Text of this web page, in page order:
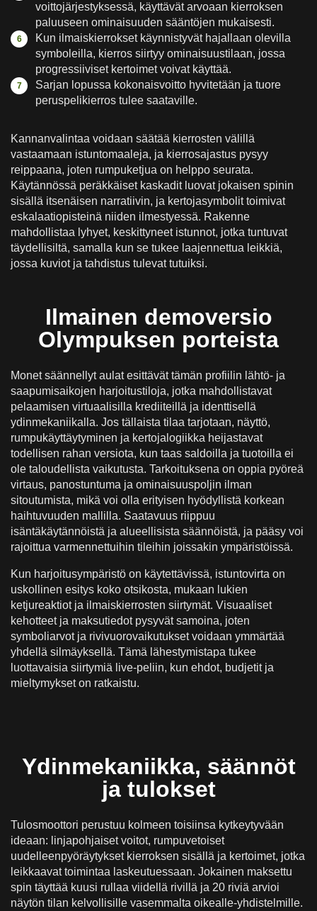
voittojärjestyksessä, käyttävät arvoaan kierroksen
paluuseen ominaisuuden sääntöjen mukaisesti.
Kun ilmaiskierrokset käynnistyvät hajallaan olevilla
symboleilla, kierros siirtyy ominaisuustilaan, jossa
progressiiviset kertoimet voivat käyttää.
Sarjan lopussa kokonaisvoitto hyvitetään ja tuore
peruspelikierros tulee saataville.
Kannanvalintaa voidaan säätää kierrosten välillä
vastaamaan istuntomaaleja, ja kierrosajastus pysyy
reippaana, joten rumpuketjua on helppo seurata.
Käytännössä peräkkäiset kaskadit luovat jokaisen spinin
sisällä itsenäisen narratiivin, ja kertojasymbolit toimivat
eskalaatiopisteinä niiden ilmestyessä. Rakenne
mahdollistaa lyhyet, keskittyneet istunnot, jotka tuntuvat
täydellisiltä, samalla kun se tukee laajennettua leikkiä,
jossa kuviot ja tahdistus tulevat tutuiksi.
Ilmainen demoversio
Olympuksen porteista
Monet säännellyt aulat esittävät tämän profiilin lähtö- ja
saapumisaikojen harjoitustiloja, jotka mahdollistavat
pelaamisen virtuaalisilla krediiteillä ja identtisellä
ydinmekaniikalla. Jos tällaista tilaa tarjotaan, näyttö,
rumpukäyttäytyminen ja kertojalogiikka heijastavat
todellisen rahan versiota, kun taas saldoilla ja tuotoilla ei
ole taloudellista vaikutusta. Tarkoituksena on oppia pyöreä
virtaus, panostuntuma ja ominaisuuspoljin ilman
sitoutumista, mikä voi olla erityisen hyödyllistä korkean
haihtuvuuden mallilla. Saatavuus riippuu
isäntäkäytännöistä ja alueellisista säännöistä, ja pääsy voi
rajoittua varmennettuihin tileihin joissakin ympäristöissä.
Kun harjoitusympäristö on käytettävissä, istuntovirta on
uskollinen esitys koko otsikosta, mukaan lukien
ketjureaktiot ja ilmaiskierrosten siirtymät. Visuaaliset
kehotteet ja maksutiedot pysyvät samoina, joten
symboliarvot ja rivivuorovaikutukset voidaan ymmärtää
yhdellä silmäyksellä. Tämä lähestymistapa tukee
luottavaisia siirtymiä live-peliin, kun ehdot, budjetit ja
mieltymykset on ratkaistu.
Ydinmekaniikka, säännöt
ja tulokset
Tulosmoottori perustuu kolmeen toisiinsa kytkeytyvään
ideaan: linjapohjaiset voitot, rumpuvetoiset
uudelleenpyöräytykset kierroksen sisällä ja kertoimet, jotka
leikkaavat toimintaa laskeutuessaan. Jokainen maksettu
spin täyttää kuusi rullaa viidellä rivillä ja 20 riviä arvioi
näytön tilan kelvollisille vasemmalta oikealle-yhdistelmille.